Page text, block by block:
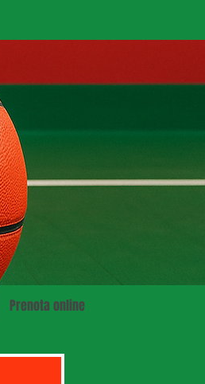
Prenota online